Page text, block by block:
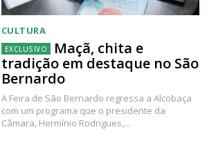
CULTURA
Maçã, chita e
tradição em destaque no São
Bernardo
A Feira de São Bernardo regressa a Alcobaça
com um programa que o presidente da
Câmara, Hermínio Rodrigues,...